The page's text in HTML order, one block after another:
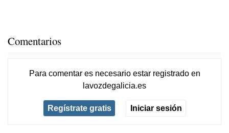
Comentarios
Para comentar es necesario estar registradoen
lavozdegalicia.es
Regístrate gratis Iniciar sesión